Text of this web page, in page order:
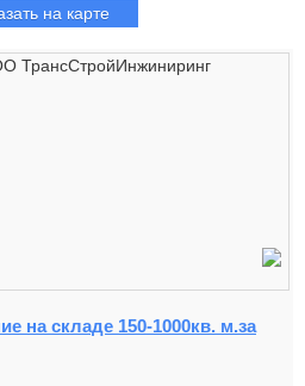
на карте
на складе 150-1000кв. м.за